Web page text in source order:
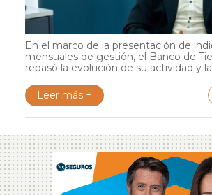
En el marco de la presentación de
mensuales de gestión, el Banco de
repasó la evolución de su actividad y
Leer más +